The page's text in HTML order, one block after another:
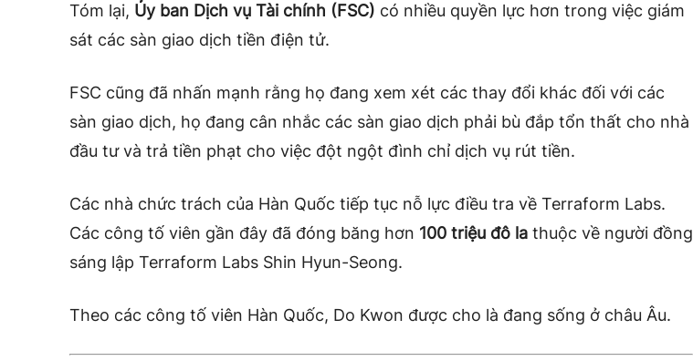
Tóm lại, Ủy ban Dịch vụ Tài chính (FSC) có nhiều quyền lực hơn trong việc giám
sát các sàn giao dịch tiền điện tử.
FSC cũng đã nhấn mạnh rằng họ đang xem xét các thay đổi khác đối với các
sàn giao dịch, họ đang cân nhắc các sàn giao dịch phải bù đắp tổn thất cho nhà
đầu tư và trả tiền phạt cho việc đột ngột đình chỉ dịch vụ rút tiền.
Các nhà chức trách của Hàn Quốc tiếp tục nỗ lực điều tra về Terraform Labs.
Các công tố viên gần đây đã đóng băng hơn 100 triệu đô la thuộc về người đồng
sáng lập Terraform Labs Shin Hyun-Seong.
Theo các công tố viên Hàn Quốc, Do Kwon được cho là đang sống ở châu Âu.